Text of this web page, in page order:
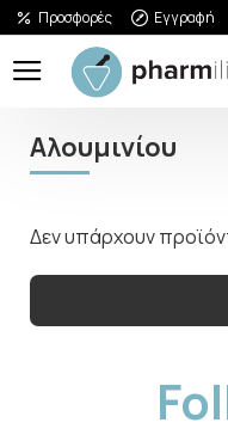
Προσφορές Εγγραφή
Αλουμινίου
Δεν υπάρχουν